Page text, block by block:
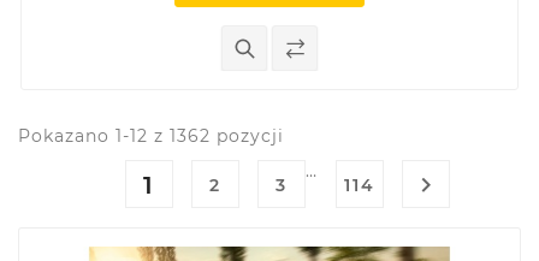
Pokazano 1-12 z 1362 pozycji
1 2 3
…
114 